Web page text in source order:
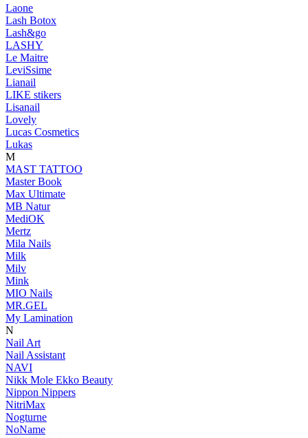
Laone
Lash Botox
Lash&go
LASHY
Le Maitre
LeviSsime
Lianail
LIKE stikers
Lisanail
Lovely
Lucas Cosmetics
Lukas
M
MAST TATTOO
Master Book
Max Ultimate
MB Natur
MediOK
Mertz
Mila Nails
Milk
Milv
Mink
MIO Nails
MR.GEL
My Lamination
N
Nail Art
Nail Assistant
NAVI
Nikk Mole Ekko Beauty
Nippon Nippers
NitriMax
Nogturne
NoName